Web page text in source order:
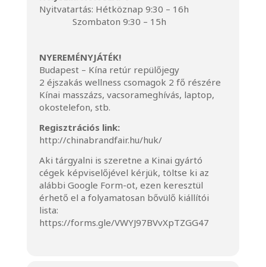
Nyitvatartás: Hétköznap 9:30 – 16h
Szombaton 9:30 – 15h
NYEREMÉNYJÁTÉK!
Budapest – Kína retúr repülőjegy
2 éjszakás wellness csomagok 2 fő részére
Kínai masszázs, vacsorameghívás, laptop,
okostelefon, stb.
Regisztrációs link:
http://chinabrandfair.hu/huk/
Aki tárgyalni is szeretne a Kinai gyártó
cégek képviselőjével kérjük, töltse ki az
alábbi Google Form-ot, ezen keresztül
érhető el a folyamatosan bővülő kiállítói
lista:
https://forms.gle/VWYJ97BVvXpTZGG47